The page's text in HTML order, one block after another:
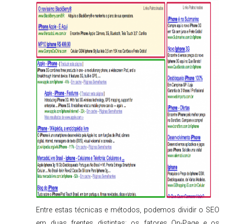
Entre estas técnicas e métodos, podemos dividir o SEO